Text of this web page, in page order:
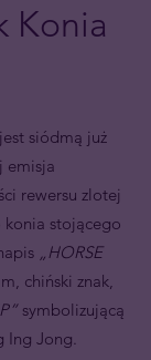
Konia
siódmą już
emisja
rewersu zlotej
konia stojącego
„HORSE
chiński znak,
symbolizującą
Ing Jong.